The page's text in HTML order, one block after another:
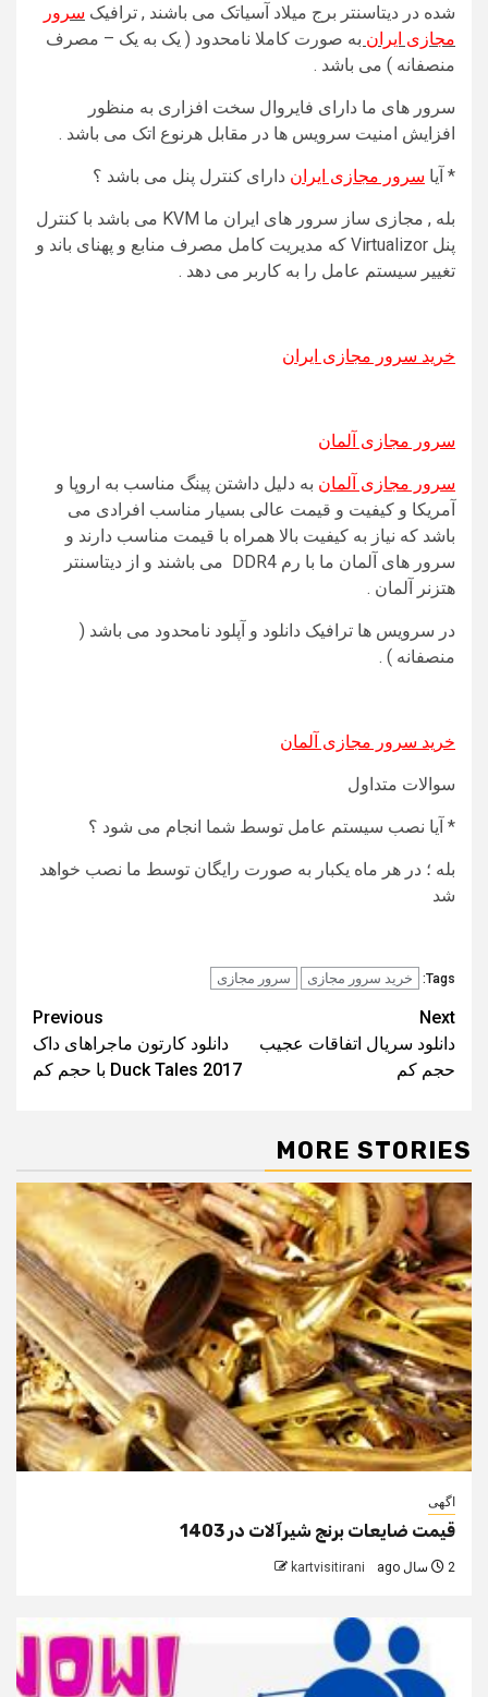
شده در دیتاسنتر برج میلاد آسیاتک می باشند , ترافیک سرور
مجازی ایران به صورت کاملا نامحدود ( یک به یک – مصرف
منصفانه ) می باشد .
سرور های ما دارای فایروال سخت افزاری به منظور
افزایش امنیت سرویس ها در مقابل هرنوع اتک می باشد .
* آیا سرور مجازی ایران دارای کنترل پنل می باشد ؟
بله , مجازی ساز سرور های ایران ما KVM می باشد با کنترل
پنل Virtualizor که مدیریت کامل مصرف منابع و پهنای باند و
تغییر سیستم عامل را به کاربر می دهد .
خرید سرور مجازی ایران
سرور مجازی آلمان
سرور مجازی آلمان به دلیل داشتن پینگ مناسب به اروپا و
آمریکا و کیفیت و قیمت عالی بسیار مناسب افرادی می
باشد که نیاز به کیفیت بالا همراه با قیمت مناسب دارند و
سرور های آلمان ما با رم DDR4 می باشند و از دیتاسنتر
هتزنر آلمان .
در سرویس ها ترافیک دانلود و آپلود نامحدود می باشد (
منصفانه ) .
خرید سرور مجازی آلمان
سوالات متداول
* آیا نصب سیستم عامل توسط شما انجام می شود ؟
بله ؛ در هر ماه یکبار به صورت رایگان توسط ما نصب خواهد
شد
Tags: خرید سرور مجازی سرور مجازی
Post
navigation
Previous
دانلود کارتون ماجراهای داک
Duck Tales 2017 با حجم کم
Next
دانلود سریال اتفاقات عجیب
حجم کم
MORE STORIES
اگهی
قیمت ضایعات برنج شیرآلات در 1403
2 سال ago kartvisitirani